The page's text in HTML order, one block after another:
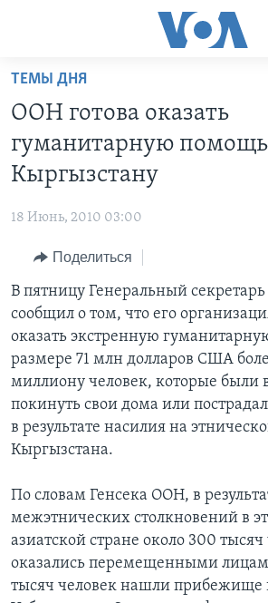
Перейти
основной
контент
Перейти
основной
Перейти
поиск
ИТОГИ
ПОЧЕМУ ЭТО ВАЖНО?
ДИСКУССИЯ VOA
ДЕТАЛИ
НЬЮ-ЙОРК NEW YORK
АМЕРИКА. БОЛЬШОЕ ПУТЕШЕСТВИЕ
ПРОЕКТЫ
НАША АМЕРИКАНСКАЯ ИСТОРИЯ
А КАК В АМЕРИКЕ?
АРТЕФАКТЫ
АМЕРИКАНСКИЕ ГОРОДКИ
ТЕСТЫ
ИНТЕРВЬЮ
ФАКТЫ ПРОТИВ ФЕЙКОВ
ЗА СВОБОДУ ПРЕССЫ
УЧИМ АНГЛИЙСКИЙ
ВИДЕО
ПОДПИСКА НА НОВОСТИ
Learning English
СОЦИАЛЬНЫЕ СЕТИ
Языки
ТЕМЫ ДНЯ
ООН готова оказать
гуманитарную помощь
Кыргызстану
18 Июнь, 2010 03:00
Поделиться
В пятницу Генеральный
сообщил о том, что его
оказать экстренную
размере 71 млн долларов США
миллиону человек, которые
покинуть свои дома или
в результате насилия на
Кыргызстана.
По словам Генсека ООН, в
межэтнических столкновений в
азиатской стране около 300 тысяч
оказались перемещенными
тысяч человек нашли прибежище